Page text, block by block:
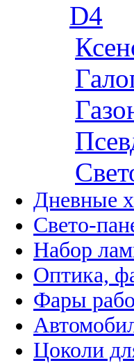
D4
Дневные
Свето-
Набор
Оптика,
Фары
Цоколи